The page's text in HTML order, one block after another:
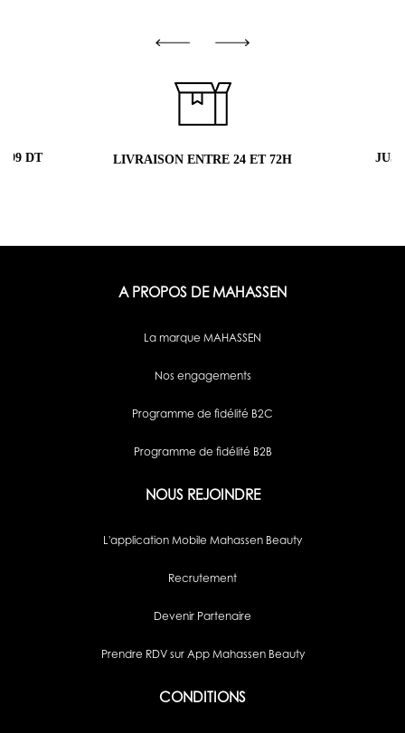
99 DT LIVRAISON ENTRE 24 ET 72H
A PROPOS DE MAHASSEN
La marque MAHASSEN
Nos engagements
Programme de fidélité B2C
Programme de fidélité B2B
NOUS REJOINDRE
L'application Mobile Mahassen Beauty
Recrutement
Devenir Partenaire
Prendre RDV sur App Mahassen Beauty
CONDITIONS